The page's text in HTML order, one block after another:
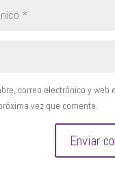
correo electrónico y web
vez que comente.